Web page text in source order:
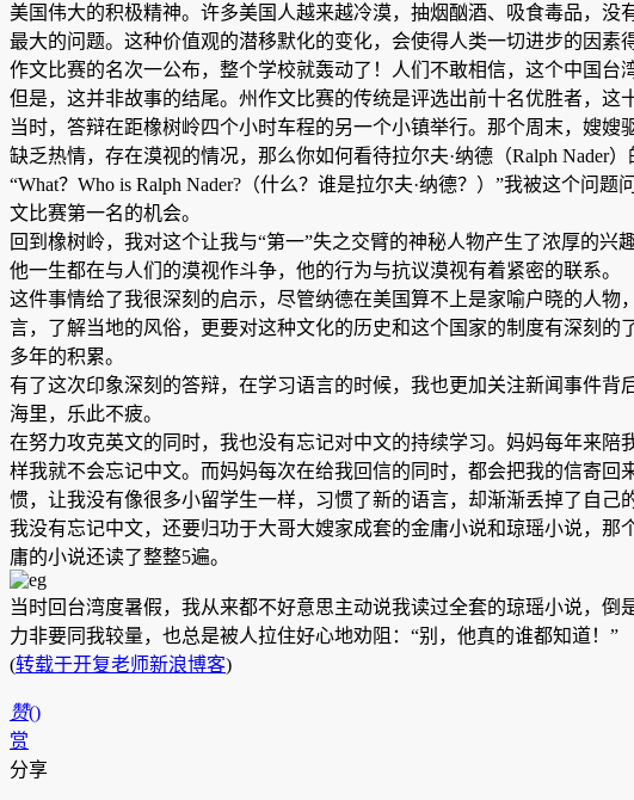
美国伟大的积极精神。许多美国人越来越冷漠，抽烟酗酒、吸食毒品，
最大的问题。这种价值观的潜移默化的变化，会使得人类一切进步的因
作文比赛的名次一公布，整个学校就轰动了！人们不敢相信，这个中国台
但是，这并非故事的结尾。州作文比赛的传统是评选出前十名优胜者，
当时，答辩在距橡树岭四个小时车程的另一个小镇举行。那个周末，嫂
缺乏热情，存在漠视的情况，那么你如何看待拉尔夫·纳德（Ralph Nader）
“What？Who is Ralph Nader?（什么？谁是拉尔夫·纳德？）”我被这个
文比赛第一名的机会。
回到橡树岭，我对这个让我与“第一”失之交臂的神秘人物产生了浓厚的
他一生都在与人们的漠视作斗争，他的行为与抗议漠视有着紧密的联系。
这件事情给了我很深刻的启示，尽管纳德在美国算不上是家喻户晓的人
言，了解当地的风俗，更要对这种文化的历史和这个国家的制度有深刻
多年的积累。
有了这次印象深刻的答辩，在学习语言的时候，我也更加关注新闻事件
海里，乐此不疲。
在努力攻克英文的同时，我也没有忘记对中文的持续学习。妈妈每年来
样我就不会忘记中文。而妈妈每次在给我回信的同时，都会把我的信寄
惯，让我没有像很多小留学生一样，习惯了新的语言，却渐渐丢掉了自己
我没有忘记中文，还要归功于大哥大嫂家成套的金庸小说和琼瑶小说，
庸的小说还读了整整5遍。
当时回台湾度暑假，我从来都不好意思主动说我读过全套的琼瑶小说，
力非要同我较量，也总是被人拉住好心地劝阻：“别，他真的谁都知道！”
(转载于开复老师新浪博客)
赞()
赏
分享